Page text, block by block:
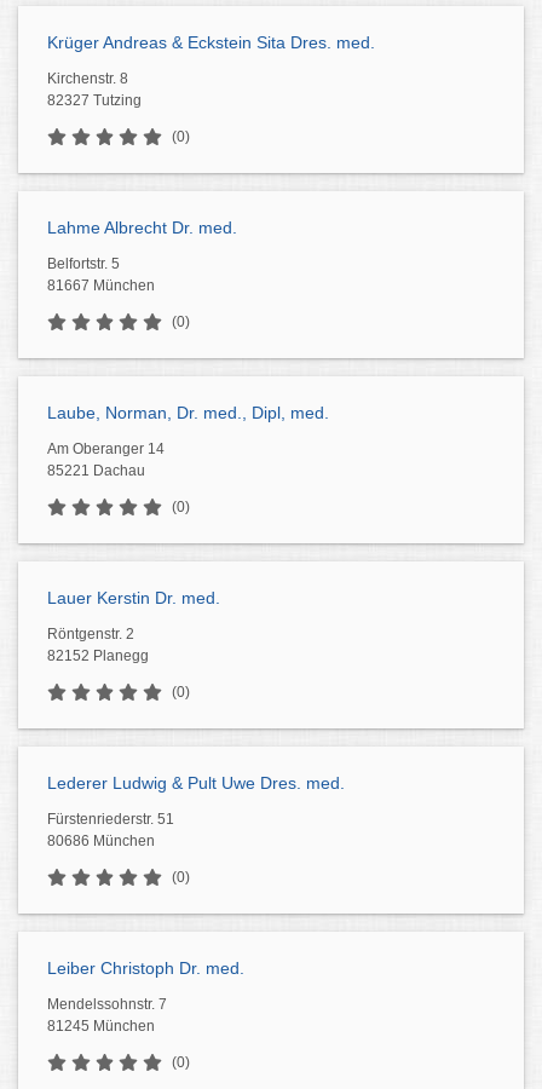
Krüger Andreas & Eckstein Sita Dres. med.
Kirchenstr. 8
82327 Tutzing
(0)
Lahme Albrecht Dr. med.
Belfortstr. 5
81667 München
(0)
Laube, Norman, Dr. med., Dipl, med.
Am Oberanger 14
85221 Dachau
(0)
Lauer Kerstin Dr. med.
Röntgenstr. 2
82152 Planegg
(0)
Lederer Ludwig & Pult Uwe Dres. med.
Fürstenriederstr. 51
80686 München
(0)
Leiber Christoph Dr. med.
Mendelssohnstr. 7
81245 München
(0)